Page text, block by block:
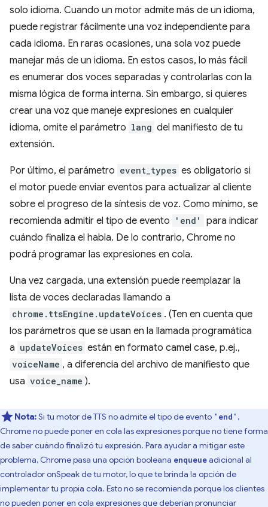
solo idioma. Cuando un motor admite más de un idioma,
puede registrar fácilmente una voz independiente para
cada idioma. En raras ocasiones, una sola voz puede
manejar más de un idioma. En estos casos, lo más fácil
es enumerar dos voces separadas y controlarlas con la
misma lógica de forma interna. Sin embargo, si quieres
crear una voz que maneje expresiones en cualquier
idioma, omite el parámetro lang del manifiesto de tu
extensión.
Por último, el parámetro event_types es obligatorio si
el motor puede enviar eventos para actualizar al cliente
sobre el progreso de la síntesis de voz. Como mínimo, se
recomienda admitir el tipo de evento
'end'
para indicar
cuándo finaliza el habla. De lo contrario, Chrome no
podrá programar las expresiones en cola.
Una vez cargada, una extensión puede reemplazar la
lista de voces declaradas llamando a
chrome.ttsEngine.updateVoices . (Ten en cuenta que
los parámetros que se usan en la llamada programática
a updateVoices están en formato camel case, p.ej.,
voiceName , a diferencia del archivo de manifiesto que
usa voice_name ).
Nota:Si tu motor de TTS no admite el tipo de evento 'end' ,
Chrome no puede poner en cola las expresiones porque no tiene forma
de saber cuándo finalizó tu expresión. Para ayudar a mitigar este
problema, Chrome pasa una opción booleana enqueueadicional al
controlador onSpeak de tu motor, lo que te brinda la opción de
implementar tu propia cola. Esto no se recomienda porque los clientes
no pueden poner en cola expresiones que deberían pronunciar